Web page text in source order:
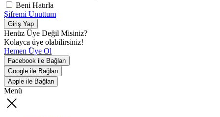
Beni Hatırla
Şifremi Unuttum
Giriş Yap
Henüz Üye Değil Misiniz?
Kolayca üye olabilirsiniz!
Hemen Üye Ol
Facebook ile Bağlan
Google ile Bağlan
Apple ile Bağlan
Menü